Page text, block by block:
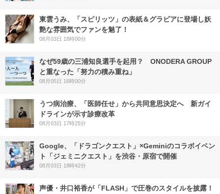
東雲うみ、「スピリッツ」の表紙＆グラビアに登場し妖
艶な雰囲気でファンを魅了！
08月03日 18時00分
なぜ59歳の三浦知良選手を起用？ ONODERA GROUP
と重なった「努力の積み重ね」
08月05日 16時00分
うつ病治療、「医師任せ」から共同意思決定へ 新ガイ
ドラインが示す診療改革
08月03日 17時25分
Google、「ドラゴンクエスト」×Geminiのコラボイベン
ト「ジェミニクエスト」を渋谷・原宿で開催
08月03日 18時42分
声優・井口裕香が「FLASH」で圧巻のスタイルを披露！